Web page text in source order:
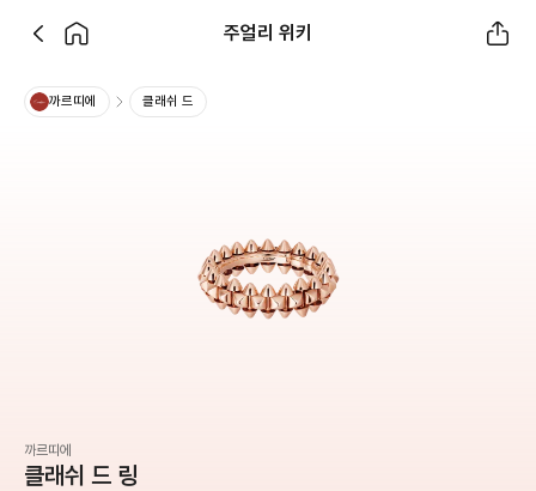
주얼리 위키
까르띠에 클래쉬 드
까르띠에
클래쉬 드 링